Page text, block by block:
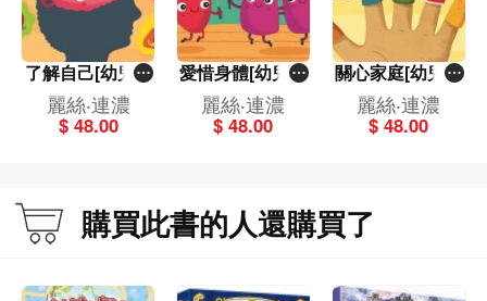
了解自己[幼兒品
德發展系列]
麗絲‧連濃
$ 48.00
愛惜身體[幼兒品
德發展系列]
麗絲‧連濃
$ 48.00
關心家庭[幼兒品
德發展系列]
麗絲‧連濃
$ 48.00
購買此書的人還購買了